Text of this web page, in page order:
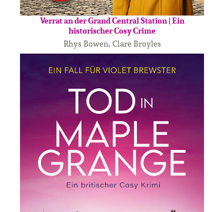
Verrat an der Grand Central Station | Ein
historischer Cosy Crime
Rhys Bowen, Clare Broyles